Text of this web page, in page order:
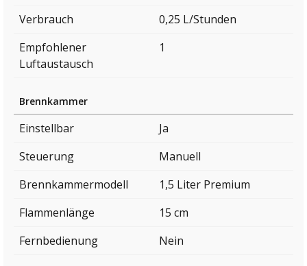
Verbrauch
0,25 L/Stunden
Empfohlener
Luftaustausch
1
Brennkammer
Einstellbar
Ja
Steuerung
Manuell
Brennkammermodell
1,5 Liter Premium
Flammenlänge
15 cm
Fernbedienung
Nein